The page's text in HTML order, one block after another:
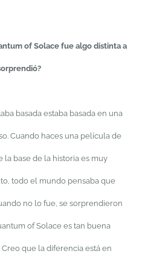
of Solace fue algo distinta a
basada estaba basada en una
Cuando haces una película de
la base de la historia es muy
todo el mundo pensaba que
no lo fue, se sorprendieron
of Solace es tan buena
que la diferencia está en